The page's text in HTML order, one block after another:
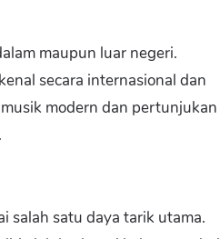
maupun luar negeri.
secara internasional dan
modern dan pertunjukan
salah satu daya tarik utama.